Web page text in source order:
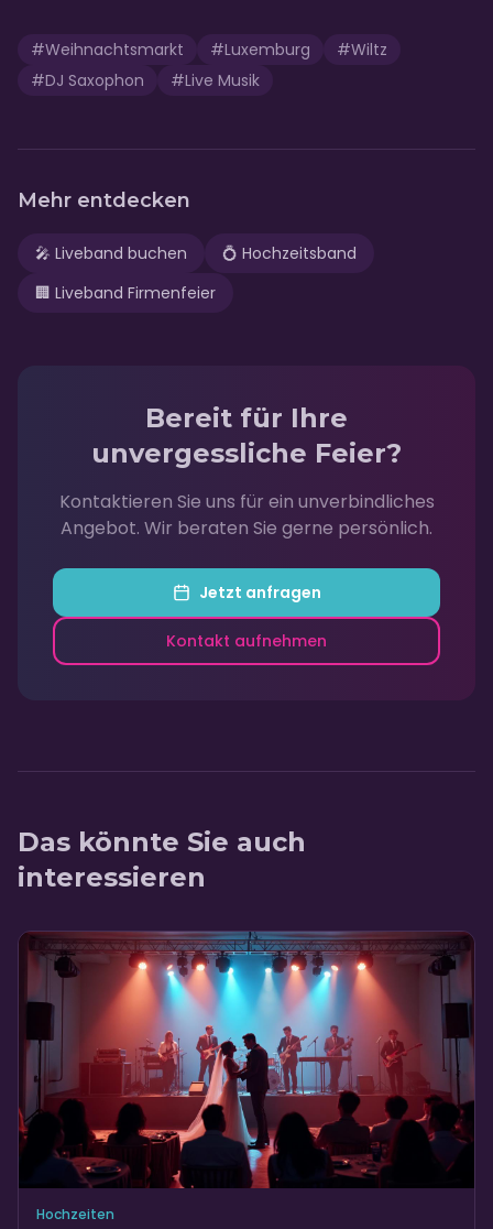
#Weihnachtsmarkt #Luxemburg #Wiltz
#DJ Saxophon #Live Musik
Mehr entdecken
🎤 Liveband buchen 💍 Hochzeitsband
🏢 Liveband Firmenfeier
Bereit für Ihre
unvergessliche Feier?
Kontaktieren Sie uns für ein unverbindliches
Angebot. Wir beraten Sie gerne persönlich.
Jetzt anfragen
Kontakt aufnehmen
Das könnte Sie auch
interessieren
Hochzeiten